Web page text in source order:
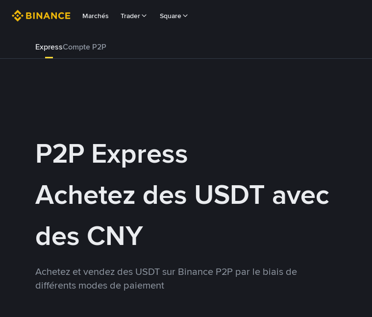
Marchés Trader Square
ExpressCompte P2P
P2P Express
Achetez des USDT avec
des CNY
Achetez et vendez des USDT sur Binance P2P par le biais de
différents modes de paiement